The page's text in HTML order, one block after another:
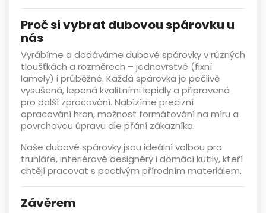
Proč si vybrat dubovou spárovku u
nás
Vyrábíme a dodáváme dubové spárovkyv různých
tloušťkách a rozměrech – jednovrstvé (fixní
lamely) i průběžné. Každá spárovka je pečlivě
vysušená, lepená kvalitními lepidly a připravená
pro další zpracování. Nabízíme precizní
opracování hran, možnost formátování na míru a
povrchovou úpravu dle přání zákazníka.
Naše dubové spárovkyjsou ideální volbou pro
truhláře, interiérové designéry i domácí kutily, kteří
chtějí pracovat s poctivým přírodním materiálem.
Závěrem